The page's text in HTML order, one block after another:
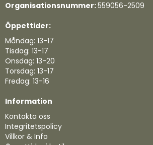
Organisationsnummer:559056-2509
Öppettider:
Måndag: 13-17
Tisdag: 13-17
Onsdag: 13-20
Torsdag: 13-17
Fredag: 13-16
Information
Kontakta oss
Integritetspolicy
Villkor & Info